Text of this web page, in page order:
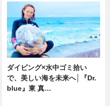
ダイビング×水中ゴミ拾い
で、美しい海を未来へ│『Dr.
blue』東 真…